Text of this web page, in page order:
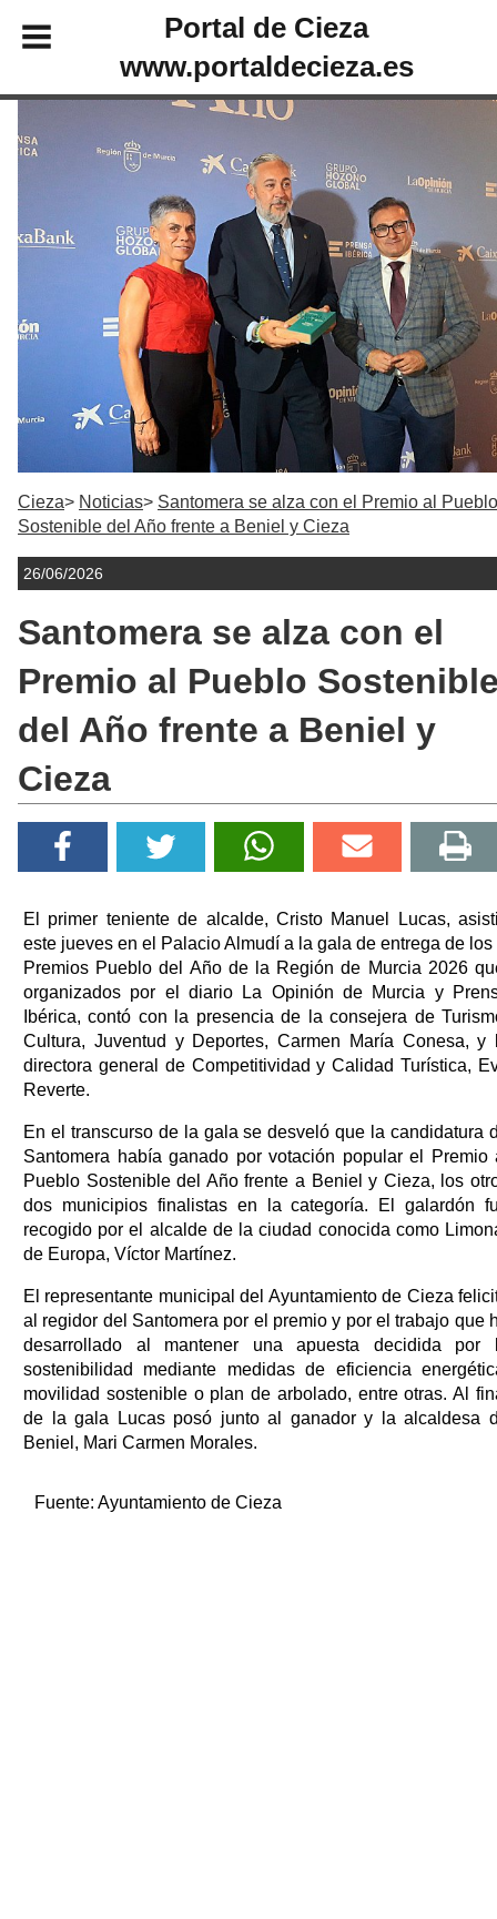
Portal de Cieza
www.portaldecieza.es
Cieza Noticias
Santomera se alza con el Premio al Pueblo
Sostenible del Año frente a Beniel y Cieza
26/06/2026
Santomera se alza con el
Premio al Pueblo
del Año frente a Beniel y
Cieza
El primer teniente de alcalde, Cristo Manuel Lucas,
este jueves en el Palacio Almudí a la gala de entrega de los
Premios Pueblo del Año de la Región de Murcia 2026
organizados por el diario La Opinión de Murcia y
Ibérica, contó con la presencia de la consejera de
Cultura, Juventud y Deportes, Carmen María Conesa, y
directora general de Competitividad y Calidad Turística,
Reverte.
En el transcurso de la gala se desveló que la candidatura
Santomera había ganado por votación popular el Premio
Pueblo Sostenible del Año frente a Beniel y Cieza, los
dos municipios finalistas en la categoría. El galardón
recogido por el alcalde de la ciudad conocida como
de Europa, Víctor Martínez.
El representante municipal del Ayuntamiento de Cieza
al regidor del Santomera por el premio y por el trabajo que
desarrollado al mantener una apuesta decidida por
sostenibilidad mediante medidas de eficiencia
movilidad sostenible o plan de arbolado, entre otras. Al
de la gala Lucas posó junto al ganador y la alcaldesa
Beniel, Mari Carmen Morales.
Fuente: Ayuntamiento de Cieza